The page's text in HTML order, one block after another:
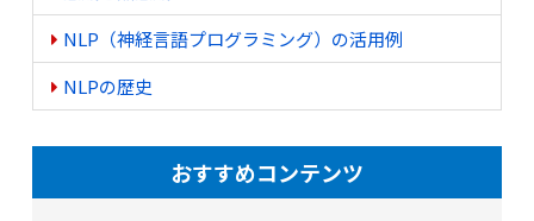
NLP（神経言語プログラミング）の活用例
NLPの歴史
おすすめコンテンツ